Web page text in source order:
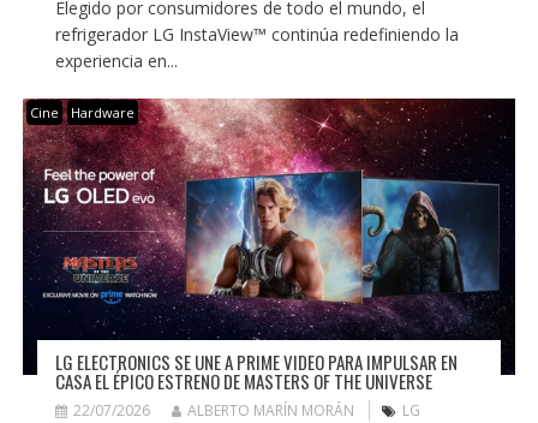
Elegido por consumidores de todo el mundo, el
refrigerador LG InstaView™ continúa redefiniendo la
experiencia en...
Cine Hardware
LG ELECTRONICS SE UNE A PRIME VIDEO PARA IMPULSAR EN
CASA EL ÉPICO ESTRENO DE MASTERS OF THE UNIVERSE
22/07/2026 ALBERTO MARÍN MORÁN LG